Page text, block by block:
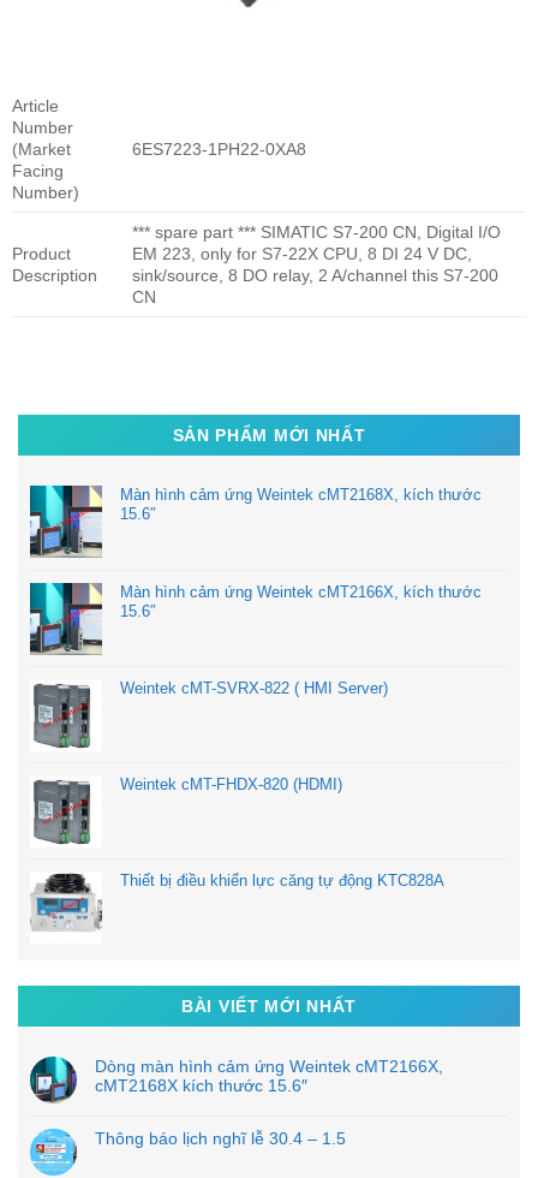
Article
Number
(Market
Facing
Number)
6ES7223-1PH22-0XA8
Product
Description
*** spare part *** SIMATIC S7-200 CN, Digital I/O
EM 223, only for S7-22X CPU, 8 DI 24 V DC,
sink/source, 8 DO relay, 2 A/channel this S7-200
CN
SẢN PHẨM MỚI NHẤT
Màn hình cảm ứng Weintek cMT2168X, kích thước
15.6″
Màn hình cảm ứng Weintek cMT2166X, kích thước
15.6″
Weintek cMT-SVRX-822 ( HMI Server)
Weintek cMT-FHDX-820 (HDMI)
Thiết bị điều khiển lực căng tự động KTC828A
BÀI VIẾT MỚI NHẤT
Dòng màn hình cảm ứng Weintek cMT2166X,
cMT2168X kích thước 15.6″
Thông báo lịch nghĩ lễ 30.4 – 1.5